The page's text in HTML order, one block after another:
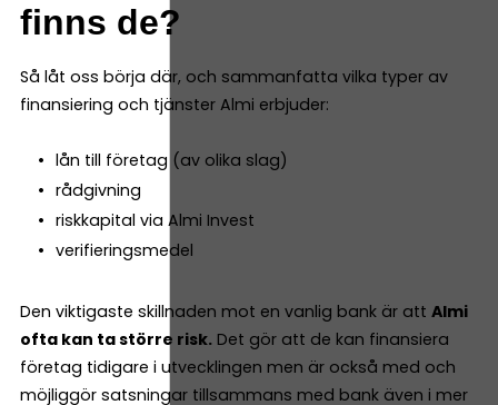
finns de?
Så låt oss börja där, och sammanfatta vilka typer av
finansiering och tjänster Almi erbjuder:
lån till företag (av olika slag)
rådgivning
riskkapital via Almi Invest
verifieringsmedel
Den viktigaste skillnaden mot en vanlig bank är att Almi
ofta kan ta större risk. Det gör att de kan finansiera
företag tidigare i utvecklingen men är också med och
möjliggör satsningar tillsammans med bank även i mer